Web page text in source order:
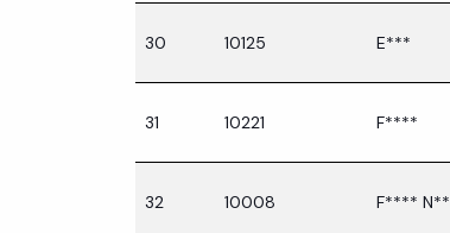
30 10125 E***
31 10221 F****
32 10008 F**** N**